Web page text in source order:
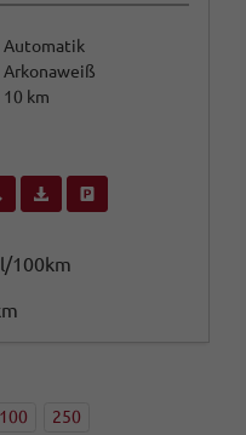
Automatik
Arkonaweiß
10 km
Wir rufen Sie anFahrzeugexposé (PDF)
100km
100 250